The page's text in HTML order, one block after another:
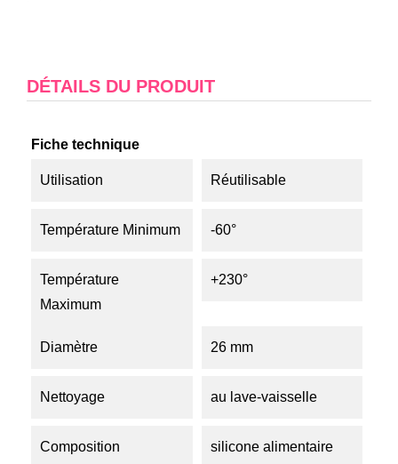
DÉTAILS DU PRODUIT
Fiche technique
Utilisation Réutilisable
Température Minimum -60°
Température
Maximum
+230°
Diamètre 26 mm
Nettoyage au lave-vaisselle
Composition silicone alimentaire